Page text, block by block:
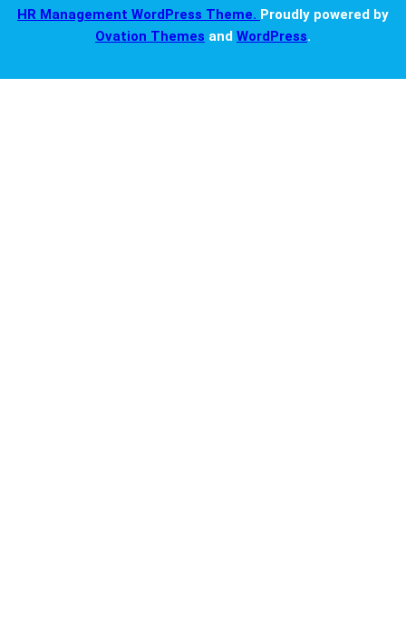
HR Management WordPress Theme. Proudly powered by
Ovation Themes and WordPress.